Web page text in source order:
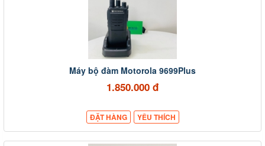
Máy bộ đàm Motorola 9699Plus
1.850.000 đ
ĐẶT HÀNG YÊU THÍCH